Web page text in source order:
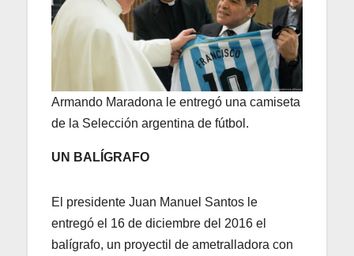
Armando Maradona le entregó una camiseta
de la Selección argentina de fútbol.
UN BALÍGRAFO
El presidente Juan Manuel Santos le
entregó el 16 de diciembre del 2016 el
balígrafo, un proyectil de ametralladora con